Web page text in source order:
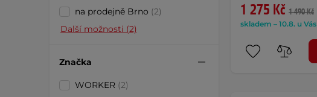
na prodejně Brno (2)
Další možnosti (2)
Značka
WORKER (2)
1 275 Kč 1 490 Kč
skladem – 10.8. u Vás